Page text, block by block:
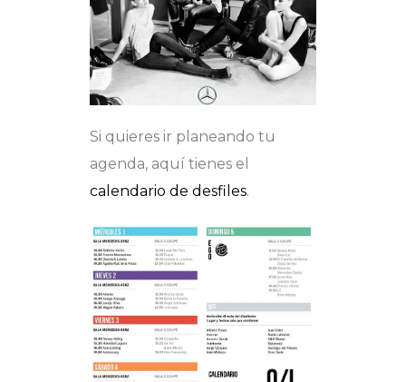
Si quieres ir planeando tu
agenda, aquí tienes el
calendario de desfiles.